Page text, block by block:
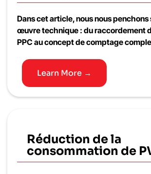
Dans cet article, nous nous penchons
œuvre technique : du raccordement
PPC au concept de comptage
Learn More →
Réduction de la
consommation de